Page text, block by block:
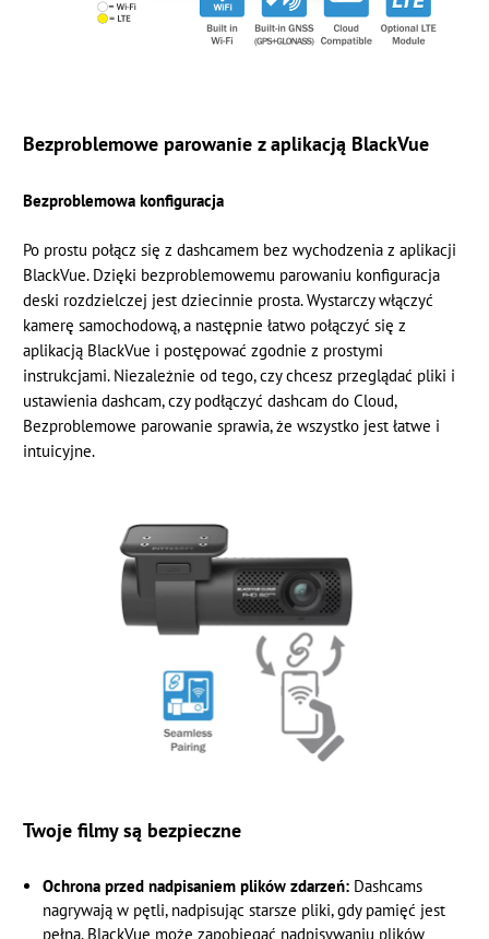
Bezproblemowe parowanie z aplikacją BlackVue
Bezproblemowa konfiguracja
Po prostu połącz się z dashcamem bez wychodzenia z aplikacji
BlackVue. Dzięki bezproblemowemu parowaniu konfiguracja
deski rozdzielczej jest dziecinnie prosta. Wystarczy włączyć
kamerę samochodową, a następnie łatwo połączyć się z
aplikacją BlackVue i postępować zgodnie z prostymi
instrukcjami. Niezależnie od tego, czy chcesz przeglądać pliki i
ustawienia dashcam, czy podłączyć dashcam do Cloud,
Bezproblemowe parowanie sprawia, że ​​wszystko jest łatwe i
intuicyjne.
Twoje filmy są bezpieczne
Ochrona przed nadpisaniem plików zdarzeń: Dashcams
nagrywają w pętli, nadpisując starsze pliki, gdy pamięć jest
pełna. BlackVue może zapobiegać nadpisywaniu plików